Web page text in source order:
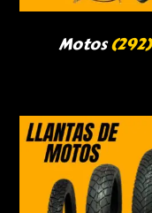
Motos(292)